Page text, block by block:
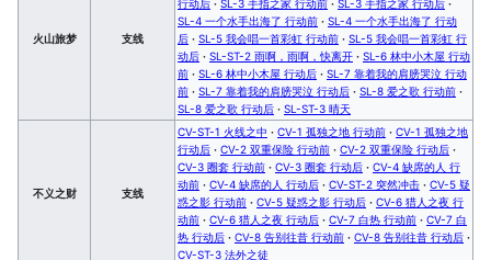
火山旅梦 支线
行动后 · SL-3 手指之家 行动前 · SL-3 手指之家 行动后 ·
SL-4 一个水手出海了 行动前 · SL-4 一个水手出海了 行动
后 · SL-5 我会唱一首彩虹 行动前 · SL-5 我会唱一首彩虹 行
动后 · SL-ST-2 雨啊，雨啊，快离开 · SL-6 林中小木屋 行动
前 · SL-6 林中小木屋 行动后 · SL-7 靠着我的肩膀哭泣 行动
前 · SL-7 靠着我的肩膀哭泣 行动后 · SL-8 爱之歌 行动前 ·
SL-8 爱之歌 行动后 · SL-ST-3 晴天
不义之财 支线
CV-ST-1 火线之中 · CV-1 孤独之地 行动前 · CV-1 孤独之地
行动后 · CV-2 双重保险 行动前 · CV-2 双重保险 行动后 ·
CV-3 圈套 行动前 · CV-3 圈套 行动后 · CV-4 缺席的人 行
动前 · CV-4 缺席的人 行动后 · CV-ST-2 突然冲击 · CV-5 疑
惑之影 行动前 · CV-5 疑惑之影 行动后 · CV-6 猎人之夜 行
动前 · CV-6 猎人之夜 行动后 · CV-7 白热 行动前 · CV-7 白
热 行动后 · CV-8 告别往昔 行动前 · CV-8 告别往昔 行动后 ·
CV-ST-3 法外之徒